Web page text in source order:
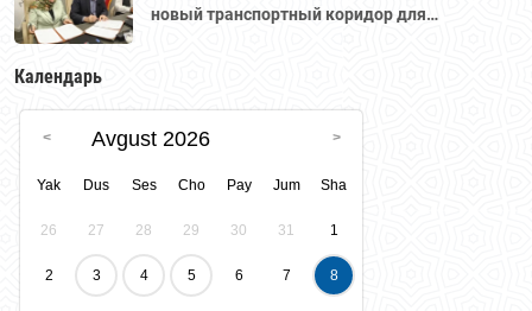
новый транспортный коридор для
Календарь
Avgust 2026
Yak Dus Ses Cho Pay Jum Sha
26 27 28 29 30 31 1
2 3 4 5 6 7 8